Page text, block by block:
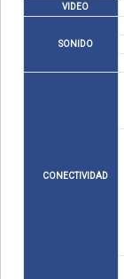
VIDEO
SONIDO
CONECTIVIDAD